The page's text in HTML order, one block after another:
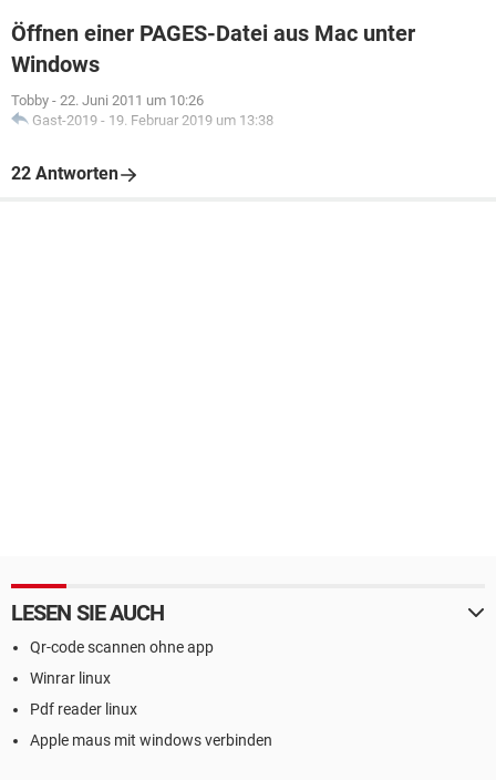
Öffnen einer PAGES-Datei aus Mac unter
Windows
Tobby - 22. Juni 2011 um 10:26
Gast-2019 - 19. Februar 2019 um 13:38
22 Antworten
LESEN SIE AUCH
Qr-code scannen ohne app
Winrar linux
Pdf reader linux
Apple maus mit windows verbinden